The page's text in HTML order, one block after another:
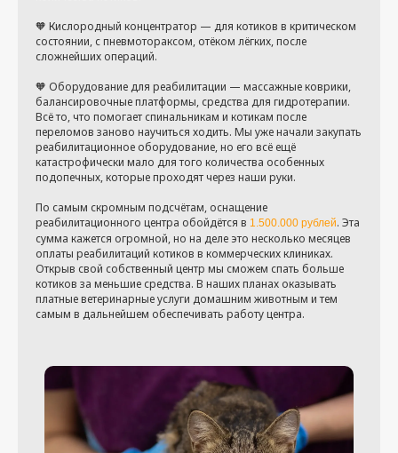
🧡 Кислородный концентратор — для котиков в критическом
состоянии, с пневмотораксом, отёком лёгких, после
сложнейших операций.
🧡 Оборудование для реабилитации — массажные коврики,
балансировочные платформы, средства для гидротерапии.
Всё то, что помогает спинальникам и котикам после
переломов заново научиться ходить. Мы уже начали закупать
реабилитационное оборудование, но его всё ещё
катастрофически мало для того количества особенных
подопечных, которые проходят через наши руки.
По самым скромным подсчётам, оснащение
реабилитационного центра обойдётся в 1.500.000 рублей. Эта
сумма кажется огромной, но на деле это несколько месяцев
оплаты реабилитаций котиков в коммерческих клиниках.
Открыв свой собственный центр мы сможем спать больше
котиков за меньшие средства. В наших планах оказывать
платные ветеринарные услуги домашним животным и тем
самым в дальнейшем обеспечивать работу центра.